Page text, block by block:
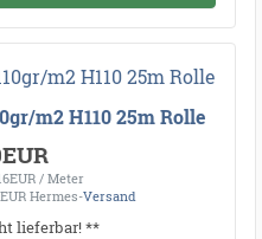
m2 H110 25m Rolle
/ Meter
Hermes-Versand
lieferbar! **